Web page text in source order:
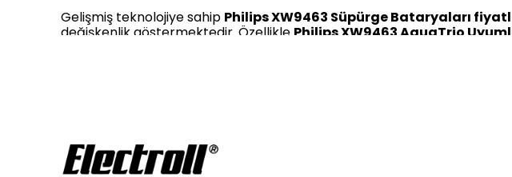
Gelişmiş teknolojiye sahip Philips XW9463 Süpürge Bataryaları
değişkenlik göstermektedir. Özellikle Philips XW9463 AquaTrio
Philips XW9463 Süpürge Bataryaları modelleri